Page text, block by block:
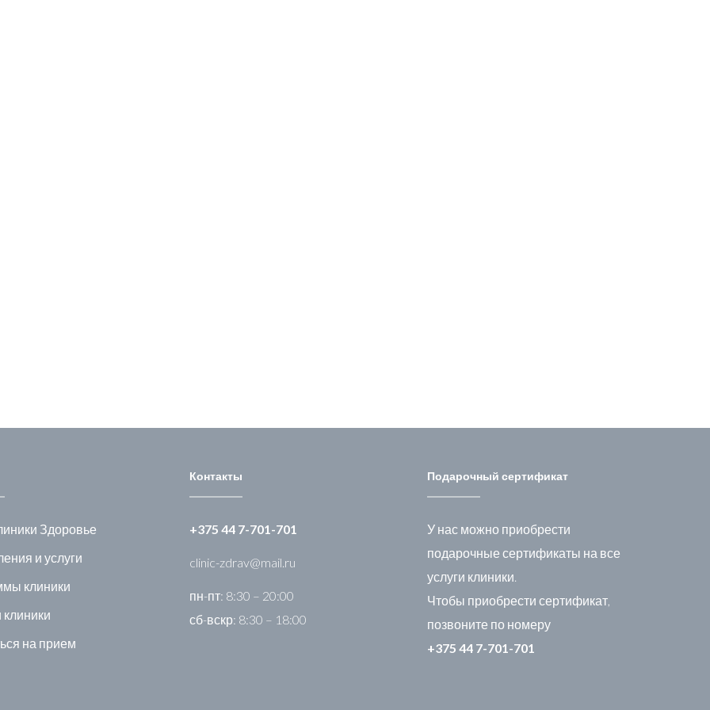
Aid Kits
Kit
Здоровье
и услуги
клиники
на прием
Контакты
+375 44 7-701-701
clinic-zdrav@mail.ru
пн-пт: 8:30 – 20:00
сб-вскр: 8:30 – 18:00
Подарочный сертификат
У нас можно приобрести
подарочные сертификаты на все
услуги клиники.
Чтобы приобрести сертификат,
позвоните по номеру
+375 44 7-701-701